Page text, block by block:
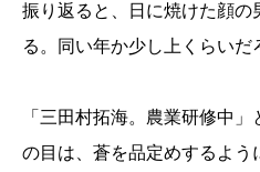
振り返ると、日に焼けた顔の
る。同い年か少し上くらいだ
「三田村拓海。農業研修中
の目は、蒼を品定めするよう